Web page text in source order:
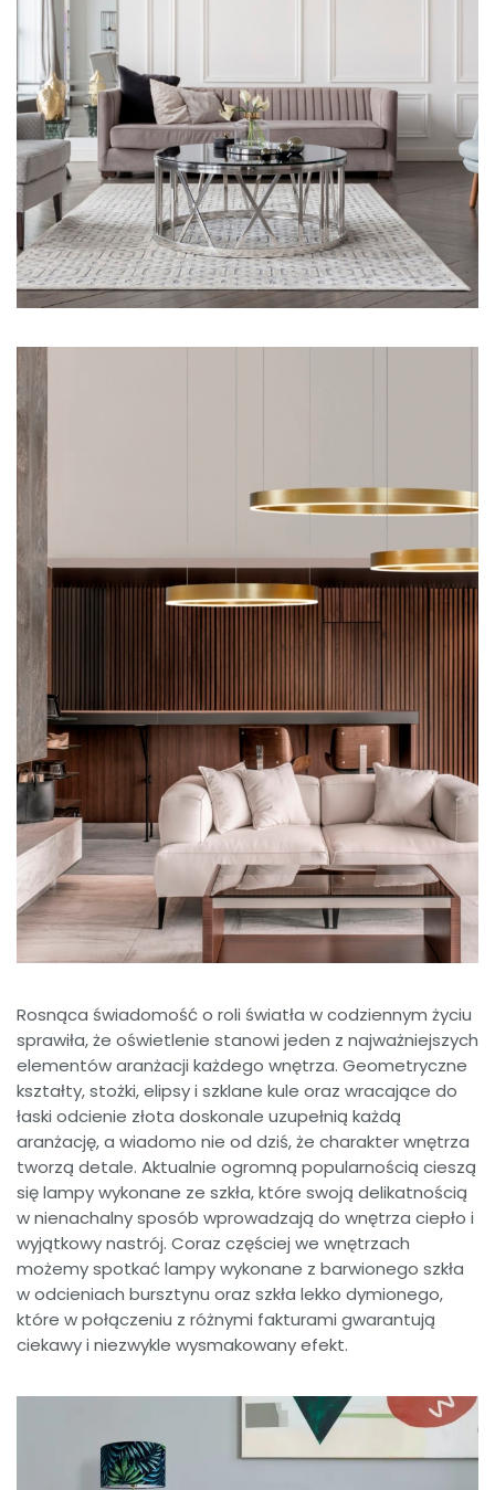
Rosnąca świadomość o roli światła w codziennym życiu
sprawiła, że oświetlenie stanowi jeden z najważniejszych
elementów aranżacji każdego wnętrza. Geometryczne
kształty, stożki, elipsy i szklane kule oraz wracające do
łaski odcienie złota doskonale uzupełnią każdą
aranżację, a wiadomo nie od dziś, że charakter wnętrza
tworzą detale. Aktualnie ogromną popularnością cieszą
się lampy wykonane ze szkła, które swoją delikatnością
w nienachalny sposób wprowadzają do wnętrza ciepło i
wyjątkowy nastrój. Coraz częściej we wnętrzach
możemy spotkać lampy wykonane z barwionego szkła
w odcieniach bursztynu oraz szkła lekko dymionego,
które w połączeniu z różnymi fakturami gwarantują
ciekawy i niezwykle wysmakowany efekt.